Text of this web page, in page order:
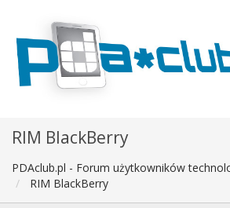
RIM BlackBerry
PDAclub.pl - Forum użytkowników
RIM BlackBerry